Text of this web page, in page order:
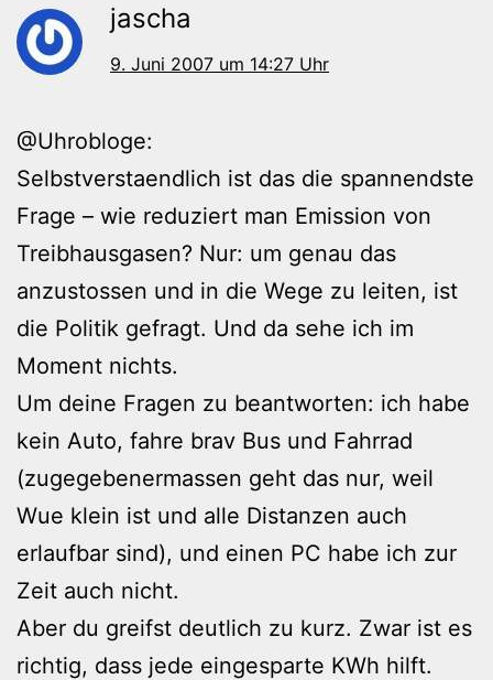
jascha
9. Juni 2007 um 14:27 Uhr
@Uhrobloge:
Selbstverstaendlich ist das die spannendste
Frage – wie reduziert man Emission von
Treibhausgasen? Nur: um genau das
anzustossen und in die Wege zu leiten, ist
die Politik gefragt. Und da sehe ich im
Moment nichts.
Um deine Fragen zu beantworten: ich habe
kein Auto, fahre brav Bus und Fahrrad
(zugegebenermassen geht das nur, weil
Wue klein ist und alle Distanzen auch
erlaufbar sind), und einen PC habe ich zur
Zeit auch nicht.
Aber du greifst deutlich zu kurz. Zwar ist es
richtig, dass jede eingesparte KWh hilft.